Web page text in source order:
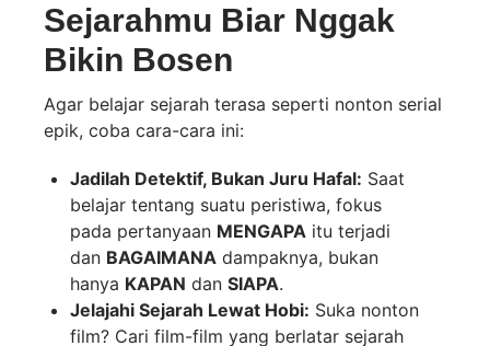
Sejarahmu Biar Nggak
Bikin Bosen
Agar belajar sejarah terasa seperti nonton serial
epik, coba cara-cara ini:
Jadilah Detektif, Bukan Juru Hafal: Saat
belajar tentang suatu peristiwa, fokus
pada pertanyaan MENGAPA itu terjadi
dan BAGAIMANA dampaknya, bukan
hanya KAPAN dan SIAPA.
Jelajahi Sejarah Lewat Hobi: Suka nonton
film? Cari film-film yang berlatar sejarah